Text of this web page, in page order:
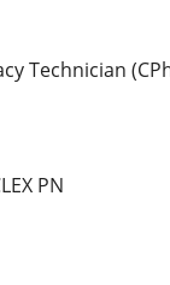
Technician
PN